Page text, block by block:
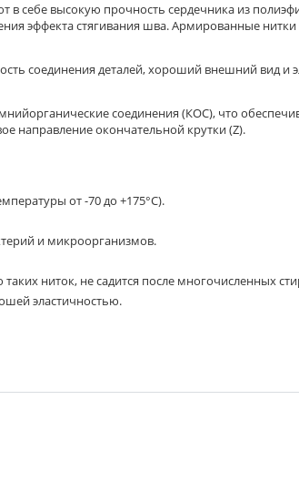
высокую прочность сердечника из
эффекта стягивания шва. Армированные
соединения деталей, хороший внешний вид и
соединения (КОС), что
направление окончательной крутки (Z).
от -70 до +175°С).
и микроорганизмов.
ниток, не садится после многочисленных
эластичностью.